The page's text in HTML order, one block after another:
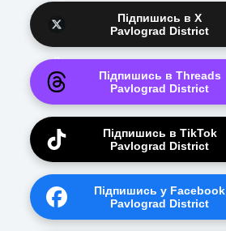
Підпишись в X
Pavlograd District
Підпишись в Threads
Pavlograd District
Підпишись в TikTok
Pavlograd District
Підпишись у Facebook
Pavlograd District